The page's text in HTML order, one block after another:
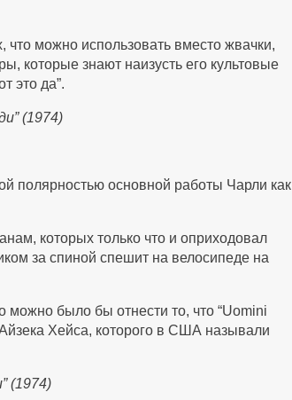
что можно использовать вместо жвачки,
которые знают наизусть его культовые
это да”.
(1974)
полярностью основной работы Чарли как
которых только что и оприходовал
за спиной спешит на велосипеде на
можно было бы отнести то, что “Uomini
Айзека Хейса, которого в США называли
(1974)